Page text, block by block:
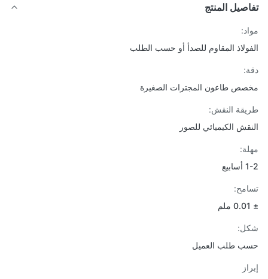
المنتج
المقاوم للصدأ أو حسب الطلب
طاعون المجترات الصغيرة
النقش:
الكيميائي للصور
طلب العميل